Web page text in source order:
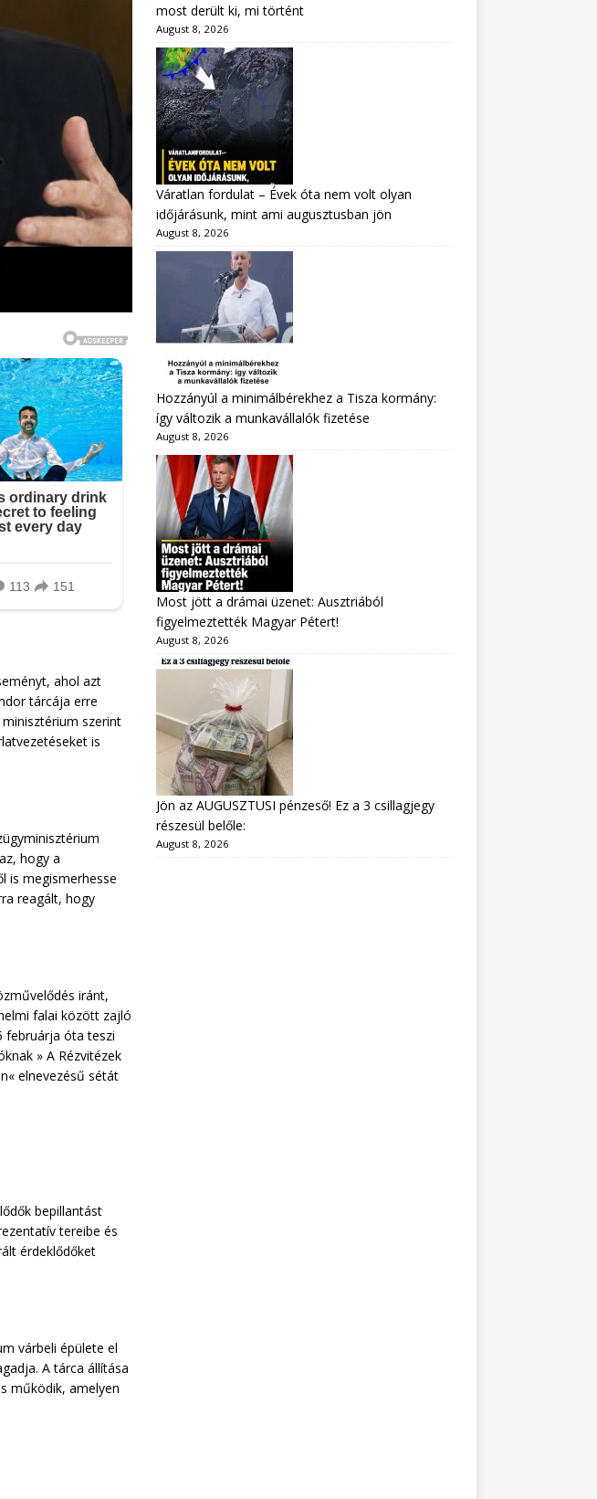
ahol azt
tárcája erre
szerint
is
hogy a
is megismerhesse
reagált, hogy
iránt,
falai között zajló
februárja óta teszi
» A Rézvitézek
elnevezésű sétát
bepillantást
tereibe és
érdeklődőket
várbeli épülete el
A tárca állítása
működik, amelyen
most derült ki, mi történt
August 8, 2026
Váratlan fordulat – Évek óta nem volt olyan
időjárásunk, mint ami augusztusban jön
August 8, 2026
Hozzányúl a minimálbérekhez a Tisza kormány:
így változik a munkavállalók fizetése
August 8, 2026
Most jött a drámai üzenet: Ausztriából
figyelmeztették Magyar Pétert!
August 8, 2026
Jön az AUGUSZTUSI pénzeső! Ez a 3 csillagjegy
részesül belőle:
August 8, 2026